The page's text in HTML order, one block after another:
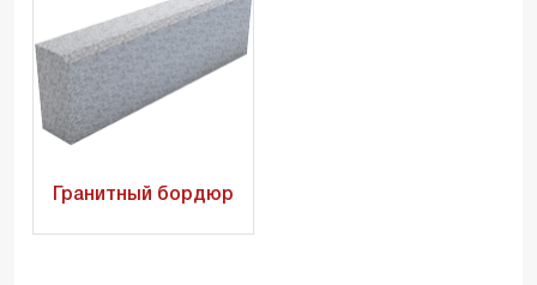
Гранитный бордюр